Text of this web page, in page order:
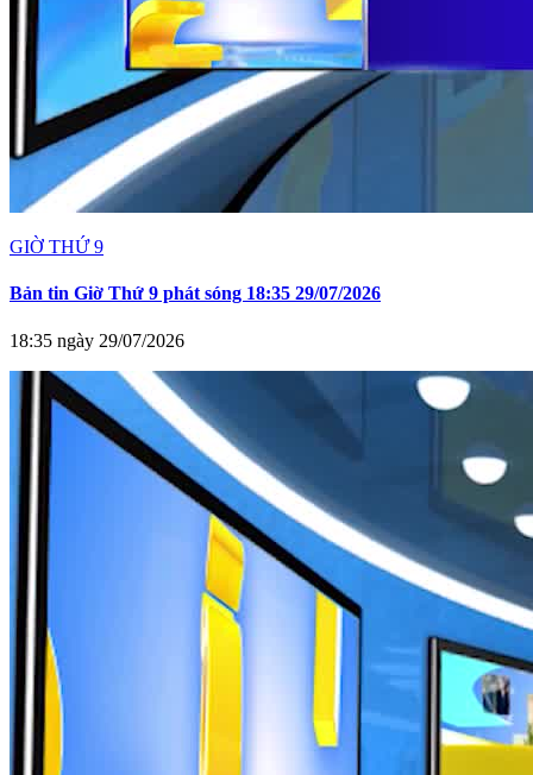
GIỜ THỨ 9
Bản tin Giờ Thứ 9 phát sóng 18:35 29/07/2026
18:35 ngày 29/07/2026